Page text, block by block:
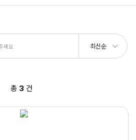
최신순
총 3 건